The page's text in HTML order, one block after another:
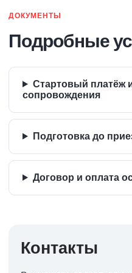
ДОКУМЕНТЫ
Подробные
Стартовый платёж
сопровождения
Подготовка до
Договор и оплата
Контакты